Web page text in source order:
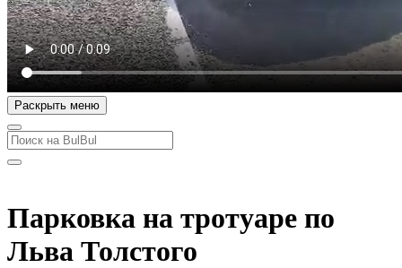
Раскрыть меню
Парковка на тротуаре по
Льва Толстого